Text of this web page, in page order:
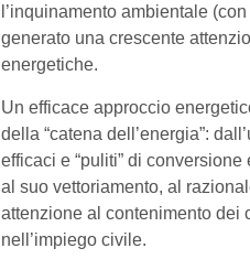
l’inquinamento ambientale
generato una crescente
energetiche.
Un efficace approccio
della “catena dell’energia”:
efficaci e “puliti” di
al suo vettoriamento, al
attenzione al contenimento dei
nell’impiego civile.